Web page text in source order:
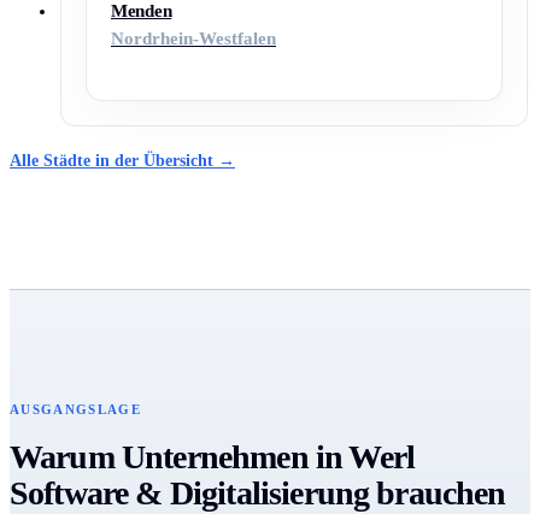
Menden
Nordrhein-Westfalen
Alle Städte in der Übersicht →
AUSGANGSLAGE
Warum Unternehmen in Werl
Software & Digitalisierung brauchen